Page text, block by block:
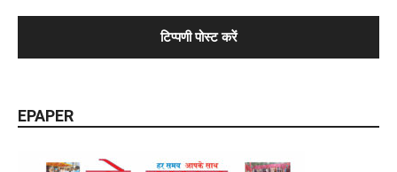
EPAPER